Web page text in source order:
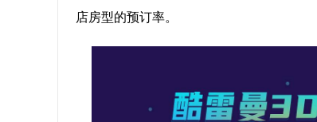
店房型的预订率。